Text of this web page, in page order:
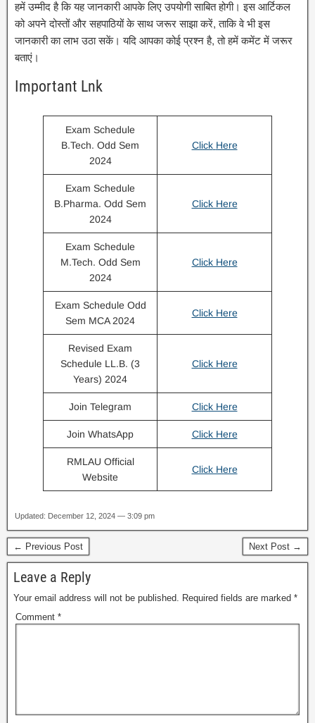
हमें उम्मीद है कि यह जानकारी आपके लिए उपयोगी साबित होगी। इस आर्टिकल
को अपने दोस्तों और सहपाठियों के साथ जरूर साझा करें, ताकि वे भी इस
जानकारी का लाभ उठा सकें। यदि आपका कोई प्रश्न है, तो हमें कमेंट में जरूर
बताएं।
Important Lnk
Exam Schedule
B.Tech. Odd Sem
2024
Click Here
Exam Schedule
B.Pharma. Odd Sem
2024
Click Here
Exam Schedule
M.Tech. Odd Sem
2024
Click Here
Exam Schedule Odd
Sem MCA 2024
Click Here
Revised Exam
Schedule LL.B. (3
Years) 2024
Click Here
Join Telegram Click Here
Join WhatsApp Click Here
RMLAU Official
Website
Click Here
Updated: December 12, 2024 — 3:09 pm
← Previous Post Next Post →
Leave a Reply
Your email address will not be published. Required fields are marked *
Comment *